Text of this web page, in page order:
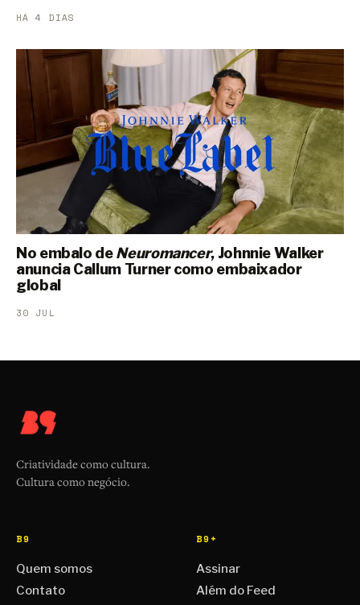
HÁ 4 DIAS
No embalo deNeuromancer, Johnnie Walker
anuncia Callum Turner como embaixador
global
30 JUL
Criatividade como cultura.
Cultura como negócio.
B9
Quem somos
Contato
B9+
Assinar
Além do Feed